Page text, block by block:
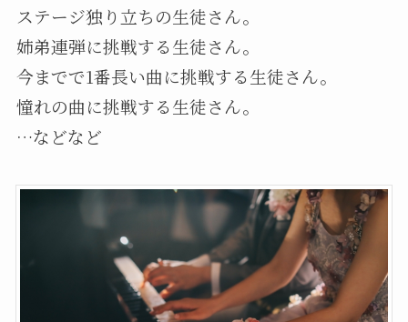
ステージ独り立ちの生徒さん。
姉弟連弾に挑戦する生徒さん。
今までで1番長い曲に挑戦する生徒さん。
憧れの曲に挑戦する生徒さん。
…などなど